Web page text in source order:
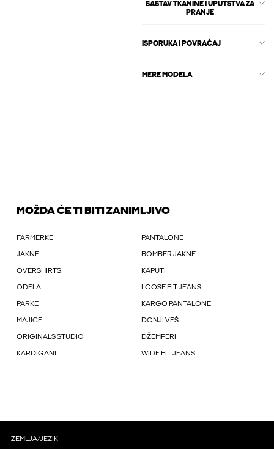
SASTAV TKANINE I UPUTSTVA ZA
PRANJE
ISPORUKA I POVRAĆAJ
MERE MODELA
MOŽDA ĆE TI BITI ZANIMLJIVO
FARMERKE PANTALONE
JAKNE BOMBER JAKNE
OVERSHIRTS KAPUTI
ODELA LOOSE FIT JEANS
PARKE KARGO PANTALONE
MAJICE DONJI VEŠ
ORIGINALS STUDIO DŽEMPERI
KARDIGANI WIDE FIT JEANS
ZEMLJA/JEZIK